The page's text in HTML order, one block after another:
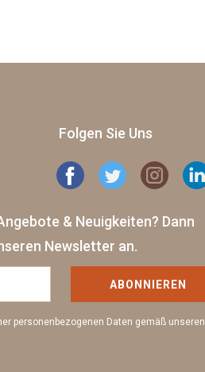
Folgen Sie Uns
& Neuigkeiten? Dann
Newsletter an.
ABONNIEREN
personenbezogenen Daten gemäß unseren